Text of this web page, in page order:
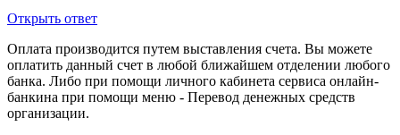
Открыть ответ
Оплата производится путем выставления счета. Вы можете
оплатить данный счет в любой ближайшем отделении любого
банка. Либо при помощи личного кабинета сервиса онлайн-
банкина при помощи меню - Перевод денежных средств
организации.